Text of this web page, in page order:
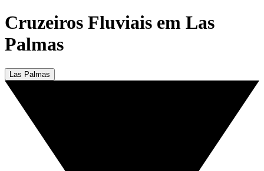
Cruzeiros Fluviais em Las
Palmas
Las Palmas